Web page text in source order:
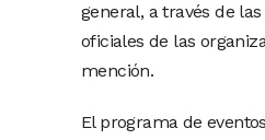
general, a través de
oficiales de las
mención.
El programa de